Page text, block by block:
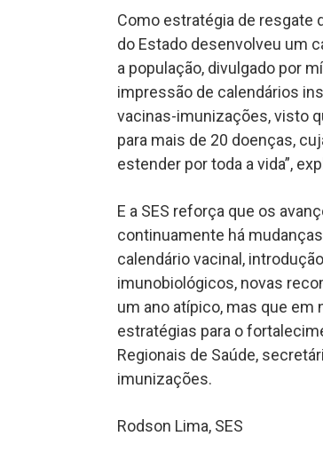
Como estratégia de resgate
do Estado desenvolveu um
a população, divulgado por
impressão de calendários
vacinas-imunizações, visto
para mais de 20 doenças,
estender por toda a vida”,
E a SES reforça que os
continuamente há
calendário vacinal,
imunobiológicos, novas
um ano atípico, mas que
estratégias para o
Regionais de Saúde,
imunizações.
Rodson Lima, SES